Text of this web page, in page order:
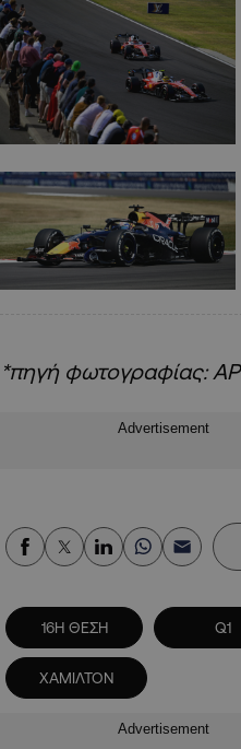
*πηγή φωτογραφίας: ΑΡ
Advertisement
16Η ΘΕΣΗ Q1
ΧΑΜΙΛΤΟΝ
Advertisement